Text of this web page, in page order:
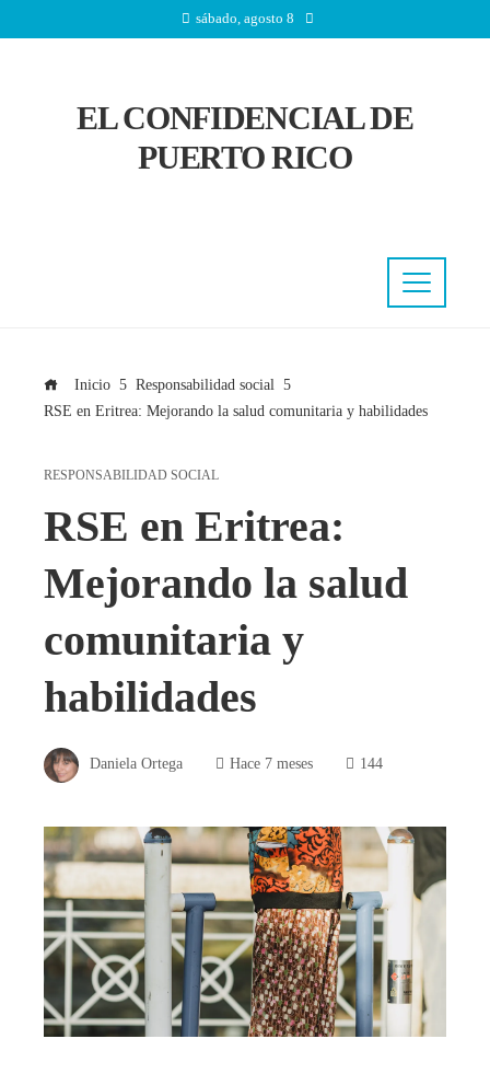
sábado, agosto 8
EL CONFIDENCIAL DE
PUERTO RICO
Inicio
Responsabilidad social
RSE en Eritrea: Mejorando la salud comunitaria y habilidades
RESPONSABILIDAD SOCIAL
RSE en Eritrea:
Mejorando la salud
comunitaria y
habilidades
Daniela Ortega Hace 7 meses 144